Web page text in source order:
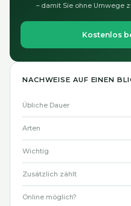
– damit Sie ohne Umwege
Kostenlos
NACHWEISE AUF EINEN
Übliche Dauer
Arten
Wichtig
Zusätzlich zählt
Online möglich?